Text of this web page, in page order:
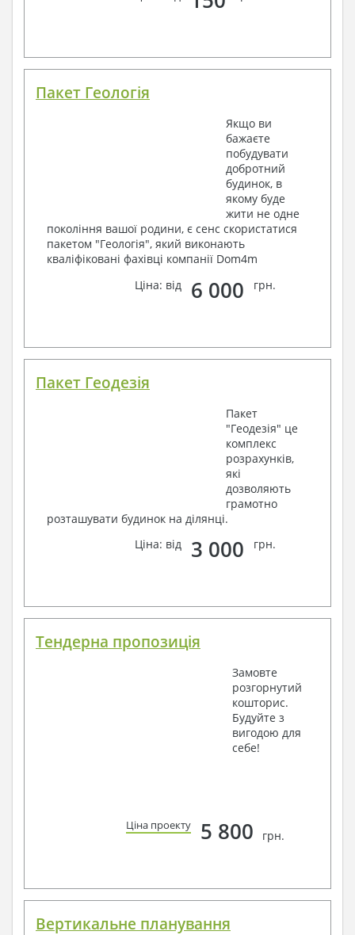
Пакет Геологія
Якщо ви
бажаєте
побудувати
добротний
будинок, в
якому буде
жити не одне
покоління вашої родини, є сенс скористатися
пакетом "Геологія", який виконають
кваліфіковані фахівці компанії Dom4m
Ціна: від
6 000 грн.
Пакет Геодезія
Пакет
"Геодезія" це
комплекс
розрахунків,
які
дозволяють
грамотно
розташувати будинок на ділянці.
Ціна: від
3 000 грн.
Тендерна пропозиція
Замовте
розгорнутий
кошторис.
Будуйте з
вигодою для
себе!
Ціна проекту 5 800 грн.
Вертикальне планування